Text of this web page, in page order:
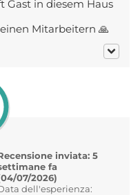
Gast in diesem Haus
Mitarbeitern 🙏
inviata: 5
fa
07/2026)
dell'esperienza: